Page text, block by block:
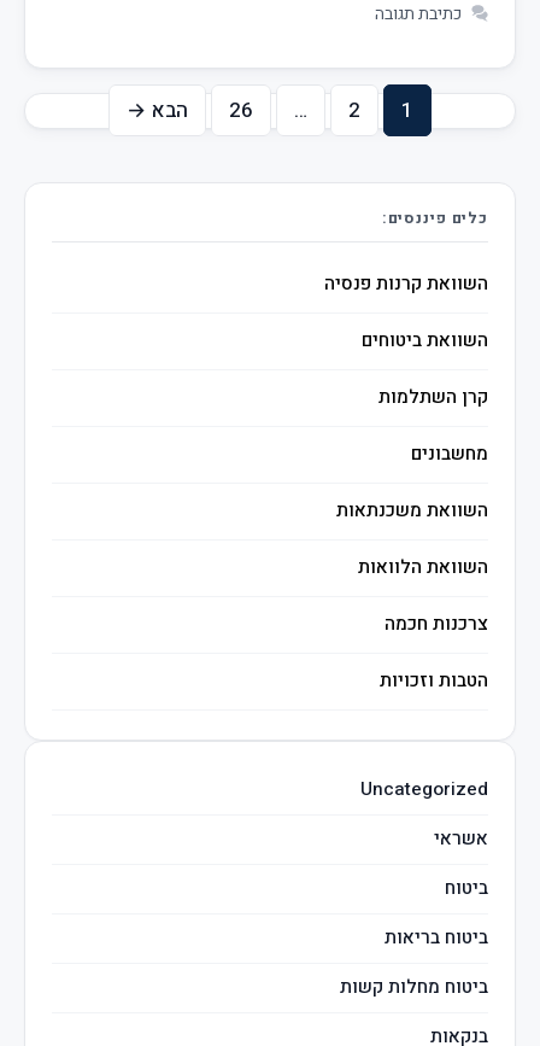
כתיבת תגובה
1
2
…
26 הבא →
כלים פיננסים:
השוואת קרנות פנסיה
השוואת ביטוחים
קרן השתלמות
מחשבונים
השוואת משכנתאות
השוואת הלוואות
צרכנות חכמה
הטבות וזכויות
השקעות חכמות
מיסים
Uncategorized
אשראי
ביטוח
ביטוח בריאות
ביטוח מחלות קשות
בנקאות